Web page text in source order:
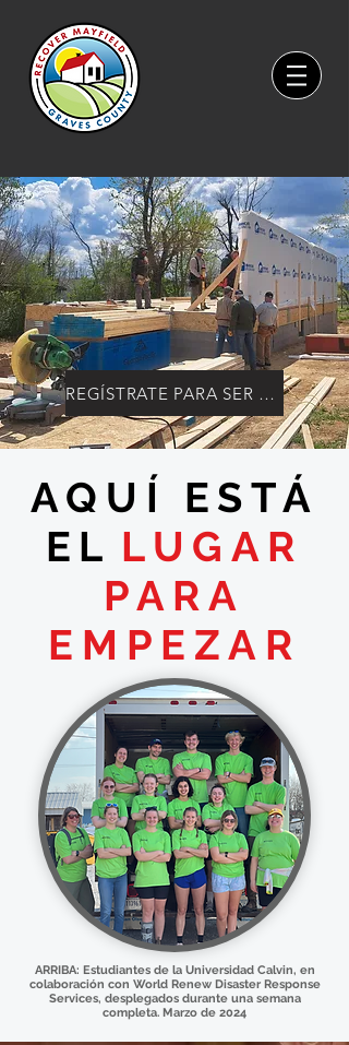
REGÍSTRATE PARA SER VOLUNTARIO
AQUÍ ESTÁ
EL LUGAR
PARA
EMPEZAR
ARRIBA: Estudiantes de la Universidad Calvin, en
colaboración con World Renew Disaster Response
Services, desplegados durante una semana
completa. Marzo de 2024